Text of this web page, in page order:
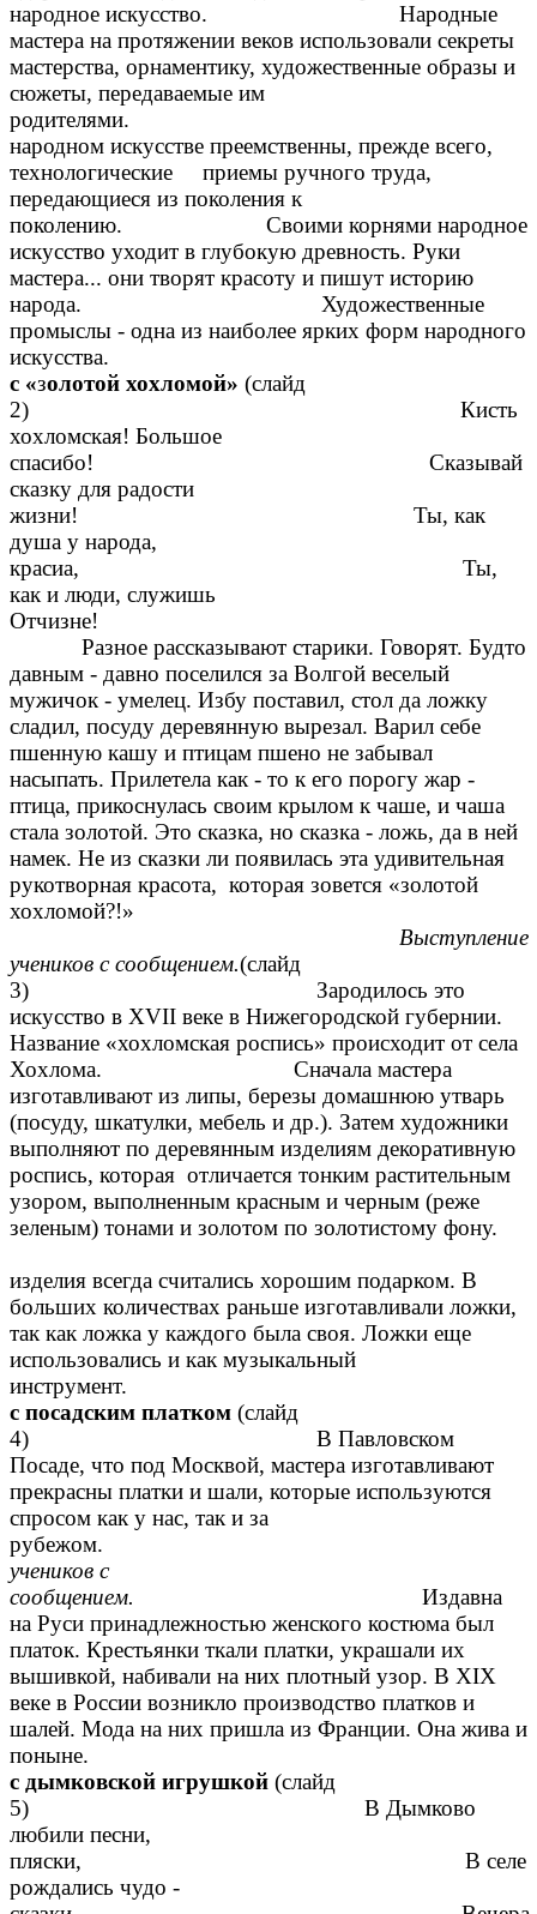
народное искусство. Народные
мастера на протяжении веков использовали секреты
мастерства, орнаментику, художественные образы и
сюжеты, передаваемые им
народном искусстве преемственны, прежде всего,
технологические приемы ручного труда,
передающиеся из поколения к
поколению. Своими корнями народное
искусство уходит в глубокую древность. Руки
мастера... они творят красоту и пишут историю
народа. Художественные
промыслы - одна из наиболее ярких форм народного
с «золотой хохломой» (слайд
2) Кисть
хохломская! Большое
спасибо! Сказывай
сказку для радости
жизни! Ты, как
душа у народа,
красиа, Ты,
как и люди, служишь
Разное рассказывают старики. Говорят. Будто
давным - давно поселился за Волгой веселый
мужичок - умелец. Избу поставил, стол да ложку
сладил, посуду деревянную вырезал. Варил себе
пшенную кашу и птицам пшено не забывал
насыпать. Прилетела как - то к его порогу жар -
птица, прикоснулась своим крылом к чаше, и чаша
стала золотой. Это сказка, но сказка - ложь, да в ней
намек. Не из сказки ли появилась эта удивительная
рукотворная красота, которая зовется «золотой
хохломой?!»
Выступление
учеников с сообщением.(слайд
3) Зародилось это
искусство в XVII веке в Нижегородской губернии.
Название «хохломская роспись» происходит от села
Хохлома. Сначала мастера
изготавливают из липы, березы домашнюю утварь
(посуду, шкатулки, мебель и др.). Затем художники
выполняют по деревянным изделиям декоративную
роспись, которая отличается тонким растительным
узором, выполненным красным и черным (реже
зеленым) тонами и золотом по золотистому фону.
изделия всегда считались хорошим подарком. В
больших количествах раньше изготавливали ложки,
так как ложка у каждого была своя. Ложки еще
использовались и как музыкальный
с посадским платком (слайд
4) В Павловском
Посаде, что под Москвой, мастера изготавливают
прекрасны платки и шали, которые используются
спросом как у нас, так и за
учеников с
сообщением. Издавна
на Руси принадлежностью женского костюма был
платок. Крестьянки ткали платки, украшали их
вышивкой, набивали на них плотный узор. В XIX
веке в России возникло производство платков и
шалей. Мода на них пришла из Франции. Она жива и
с дымковской игрушкой (слайд
5) В Дымково
любили песни,
пляски, В селе
рождались чудо -